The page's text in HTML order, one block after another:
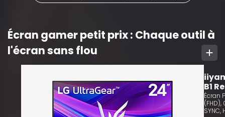
Écran gamer petit prix : Chaque outil à
l'écran sans flou
B1
Écran PC 23.8",